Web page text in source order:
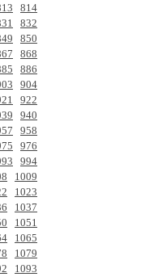
814
832
850
868
886
904
922
940
958
976
994
1009
1023
1037
1051
1065
1079
1093